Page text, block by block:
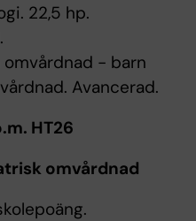
22,5 hp.
omvårdnad - barn
Avancerad.
HT26
omvårdnad